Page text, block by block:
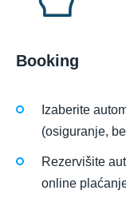
Booking
Izaberite
(osiguranje,
Rezervišite
online